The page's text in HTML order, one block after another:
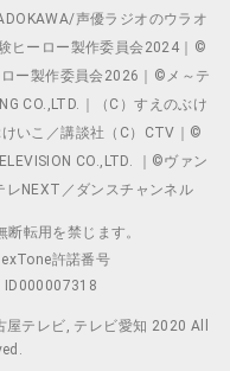
声優ラジオのウラオ
ヒーロー製作委員会2024｜©
ー製作委員会2026｜©メ～テ
CO.,LTD.｜（C）すえのぶけ
いこ／講談社（C）CTV｜©
CO.,LTD. ｜©ヴァン
NEXT／ダンスチャンネル
転用を禁じます。
許諾番号
ID000007318
テレビ, テレビ愛知 2020 All